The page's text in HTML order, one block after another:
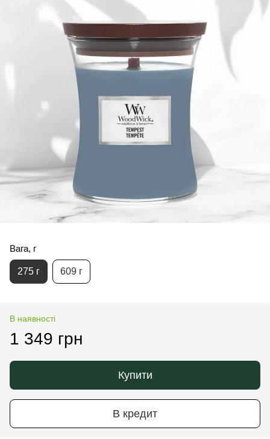
Вага, г
275 г 609 г
В наявності
1 349 грн
Купити
В кредит